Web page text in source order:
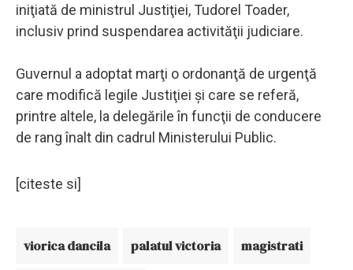
iniţiată de ministrul Justiţiei, Tudorel Toader,
inclusiv prind suspendarea activităţii judiciare.
Guvernul a adoptat marţi o ordonanţă de urgenţă
care modifică legile Justiţiei şi care se referă,
printre altele, la delegările în funcţii de conducere
de rang înalt din cadrul Ministerului Public.
[citeste si]
viorica dancila palatul victoria magistrati